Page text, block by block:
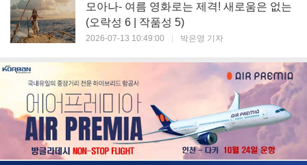
모아나- 여름 영화로는 제격! 새로움은 없는
(오락성 6 | 작품성 5)
2026-07-13 10:49:00 박은영 기자